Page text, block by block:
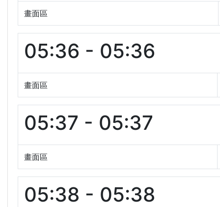
畫面區
05:36 - 05:36
畫面區
05:37 - 05:37
畫面區
05:38 - 05:38